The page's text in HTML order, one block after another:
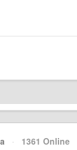
· 1361 Online